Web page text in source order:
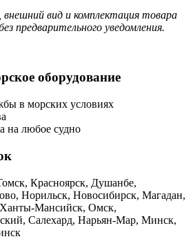
вид и комплектация товара
предварительного уведомления.
оборудование
в морских условиях
на любое судно
Красноярск, Душанбе,
Норильск, Новосибирск, Магадан,
Ханты-Мансийск, Омск,
Салехард, Нарьян-Мар, Минск,